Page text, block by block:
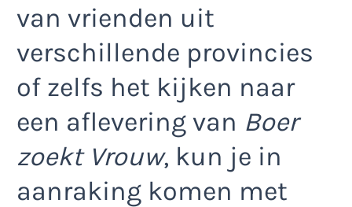
van vrienden uit
verschillende provincies
of zelfs het kijken naar
een aflevering van Boer
zoekt Vrouw, kun je in
aanraking komen met